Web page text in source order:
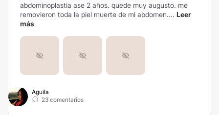
abdominoplastia ase 2 años. quede muy augusto. me
removieron toda la piel muerte de mi abdomen.... Leer
más
Aguila
23 comentarios